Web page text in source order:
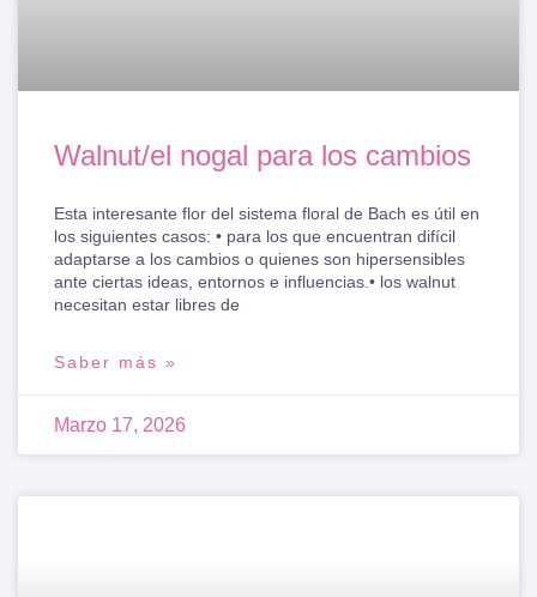
Walnut/el nogal para los cambios
Esta interesante flor del sistema floral de Bach es útil en
los siguientes casos: • para los que encuentran difícil
adaptarse a los cambios o quienes son hipersensibles
ante ciertas ideas, entornos e influencias.• los walnut
necesitan estar libres de
Saber más »
Marzo 17, 2026